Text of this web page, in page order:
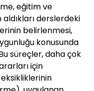
eğitim ve
derslerdeki
belirlenmesi,
konusunda
süreçler, daha çok
için